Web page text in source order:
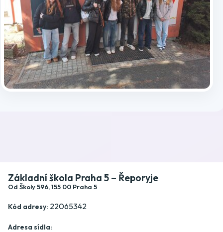
Publikováno: 11.4.2026 | Autor(ka): Michala Lebedová
Základní škola Praha 5 – Řeporyje
Od Školy 596, 155 00 Praha 5
Kód adresy: 22065342
Adresa sídla: